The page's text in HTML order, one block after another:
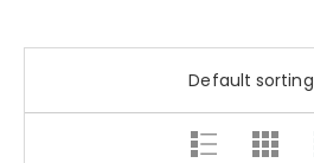
Default sorting